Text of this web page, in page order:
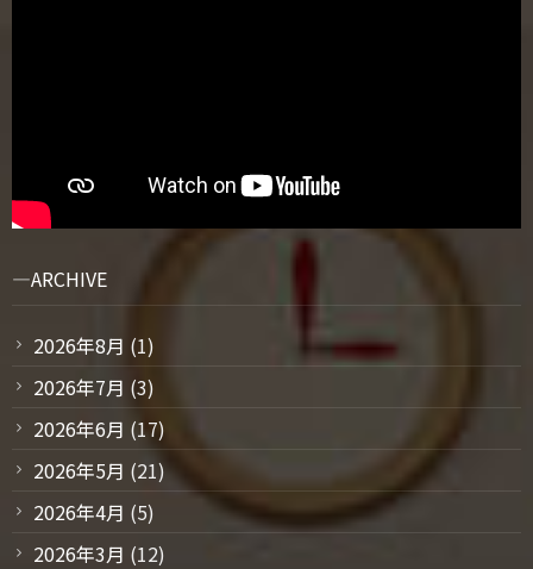
ARCHIVE
2026年8月 (1)
2026年7月 (3)
2026年6月 (17)
2026年5月 (21)
2026年4月 (5)
2026年3月 (12)